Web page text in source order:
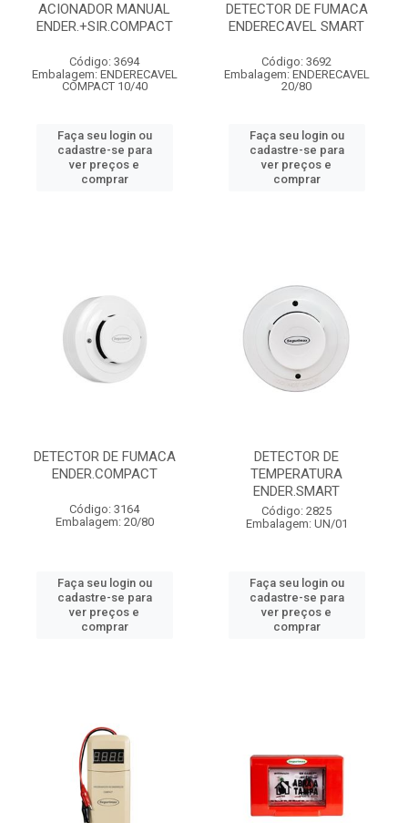
ACIONADOR MANUAL
ENDER.+SIR.COMPACT
Código: 3694
Embalagem: ENDERECAVEL
COMPACT 10/40
Faça seu login ou
cadastre-se para
ver preços e
comprar
DETECTOR DE FUMACA
ENDERECAVEL SMART
Código: 3692
Embalagem: ENDERECAVEL
20/80
Faça seu login ou
cadastre-se para
ver preços e
comprar
DETECTOR DE FUMACA
ENDER.COMPACT
Código: 3164
Embalagem: 20/80
Faça seu login ou
cadastre-se para
ver preços e
comprar
DETECTOR DE
TEMPERATURA
ENDER.SMART
Código: 2825
Embalagem: UN/01
Faça seu login ou
cadastre-se para
ver preços e
comprar